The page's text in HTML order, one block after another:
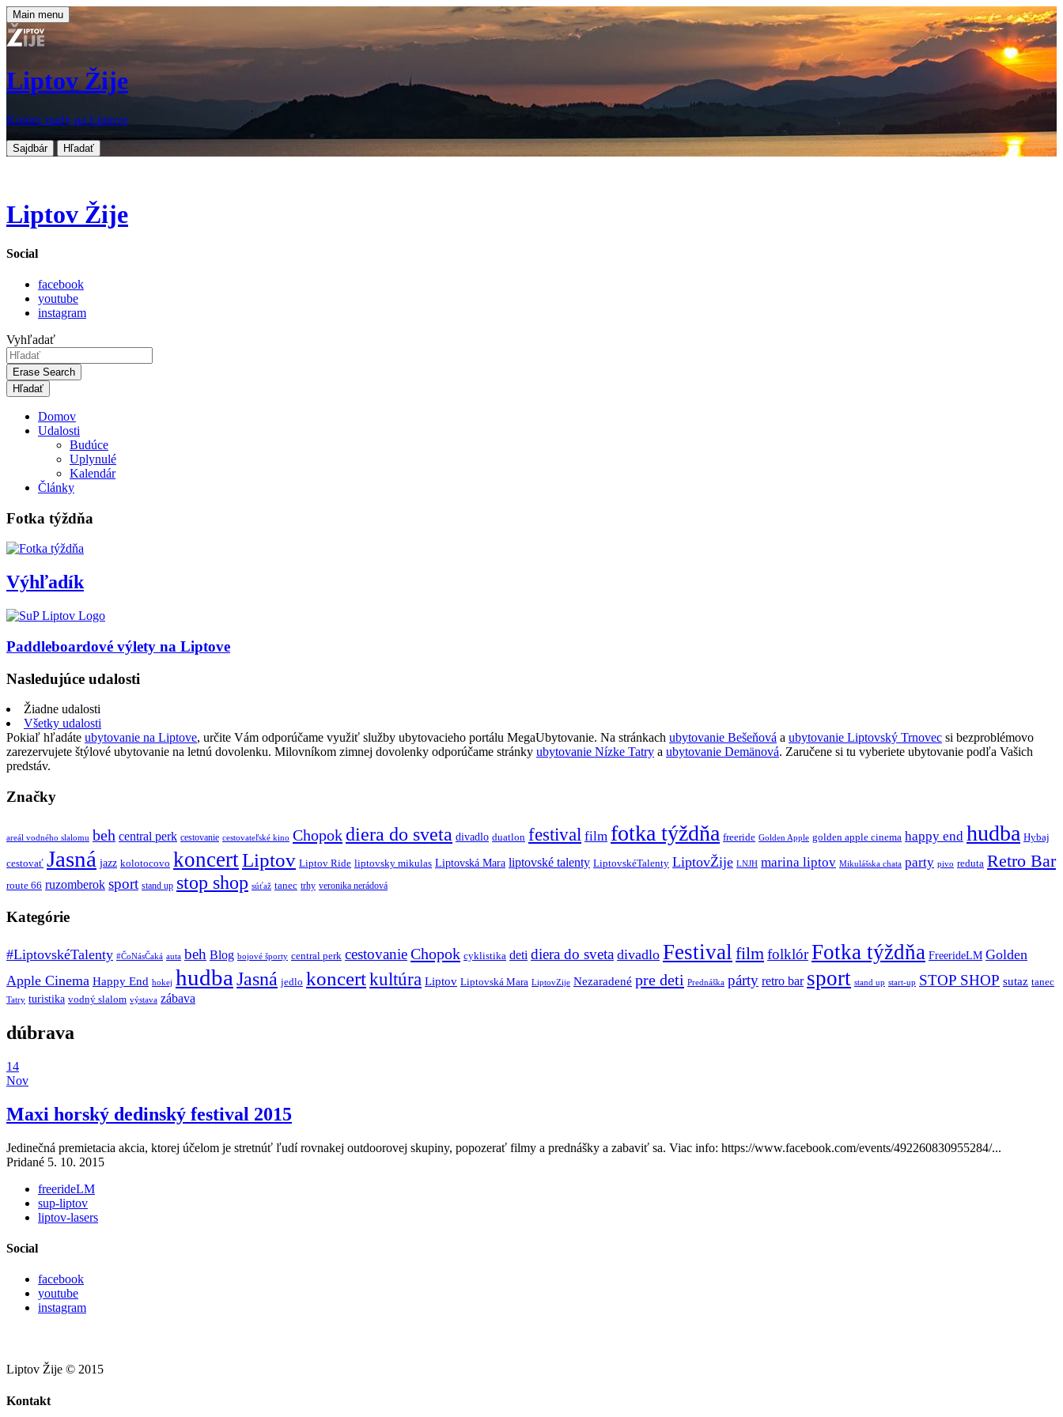
Main menu
Liptov Žije
Koniec nudy na Liptove
Sajdbár Hľadať
Liptov Žije
Social
facebook
youtube
instagram
Vyhľadať
Erase Search
Domov
Udalosti
Budúce
Uplynulé
Kalendár
Články
Fotka týždňa
Výhľadík
Paddleboardové výlety na Liptove
Nasledujúce udalosti
Žiadne udalosti
Všetky udalosti
Pokiaľ hľadáte ubytovanie na Liptove, určite Vám odporúčame využiť služby ubytovacieho portálu MegaUbytovanie. Na stránkach ubytovanie Bešeňová a ubytovanie Liptovský Trnovec si bezproblémovo
zarezervujete štýlové ubytovanie na letnú dovolenku. Milovníkom zimnej dovolenky odporúčame stránky ubytovanie Nízke Tatry a ubytovanie Demänová. Zaručene si tu vyberiete ubytovanie podľa Vašich
predstáv.
Značky
areál vodného slalomu beh central perk cestovanie cestovateľské kino Chopokdiera do sveta divadlo duatlon festival film fotka týždňa freeride Golden Apple golden apple cinema happy end hudba Hybaj
cestovať Jasná jazz kolotocovo koncertLiptov Liptov Ride liptovsky mikulas Liptovská Mara liptovské talenty LiptovskéTalenty LiptovŽije LNJH marina liptov Mikulášska chata party pivo reduta Retro Bar
route 66 ruzomberok sport stand up stop shop súťaž tanec trhy veronika nerádová
Kategórie
#LiptovskéTalenty #ČoNásČaká auta beh Blog bojové športy central perk cestovanieChopok cyklistika deti diera do sveta divadlo Festival filmfolklórFotka týždňa FreerideLM Golden
Apple Cinema Happy End hokej hudba Jasná jedlo koncertkultúra Liptov Liptovská Mara LiptovZije Nezaradené pre deti Prednáška párty retro bar sport stand up start-up STOP SHOP sutaz tanec
Tatry turistika vodný slalom výstava zábava
dúbrava
14
Nov
Maxi horský dedinský festival 2015
Jedinečná premietacia akcia, ktorej účelom je stretnúť ľudí rovnakej outdoorovej skupiny, popozerať filmy a prednášky a zabaviť sa. Viac info: https://www.facebook.com/events/492260830955284/...
Pridané 5. 10. 2015
freerideLM
sup-liptov
liptov-lasers
Social
facebook
youtube
instagram
Liptov Žije © 2015
Kontakt